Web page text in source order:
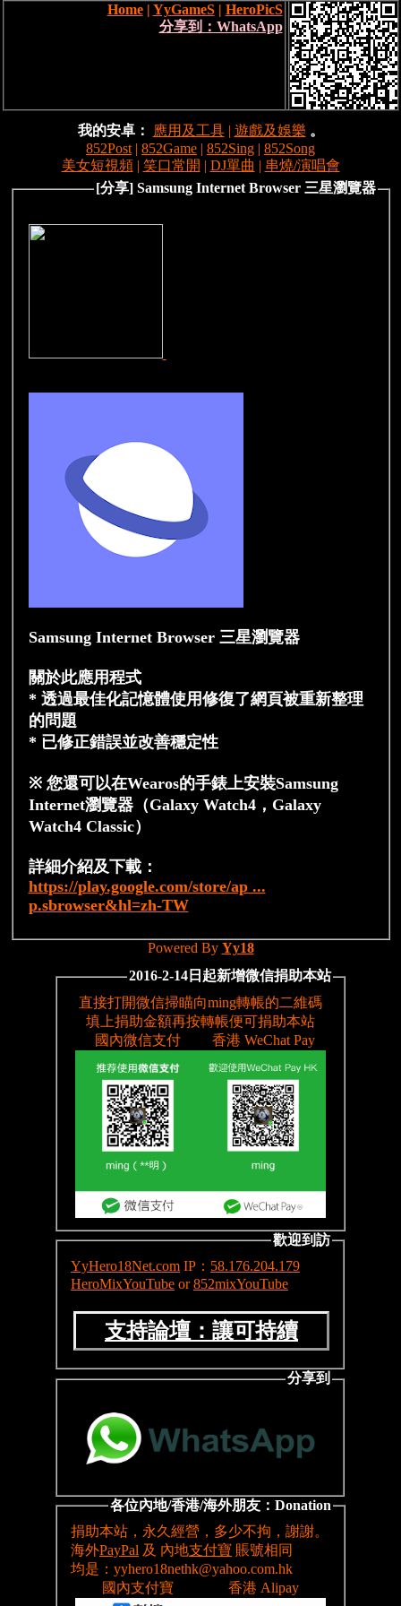
Home| YyGameS| HeroPicS
分享到：WhatsApp
我的安卓： 應用及工具| 遊戲及娛樂 。
852Post | 852Game | 852Sing | 852Song
美女短視頻| 笑口常開 | DJ單曲 | 串燒/演唱會
[分享] Samsung Internet Browser 三星瀏覽器
Samsung Internet Browser 三星瀏覽器
關於此應用程式
* 透過最佳化記憶體使用修復了網頁被重新整理
的問題
* 已修正錯誤並改善穩定性
※ 您還可以在Wearos的手錶上安裝Samsung
Internet瀏覽器（Galaxy Watch4，Galaxy
Watch4 Classic）
詳細介紹及下載：
https://play.google.com/store/ap ...
p.sbrowser&hl=zh-TW
Powered By Yy18
2016-2-14日起新增微信捐助本站
歡迎到訪
YyHero18Net.com IP： 58.176.204.179
HeroMixYouTube or852mixYouTube
支持論壇：讓可持續
分享到
各位內地/香港/海外朋友：Donation